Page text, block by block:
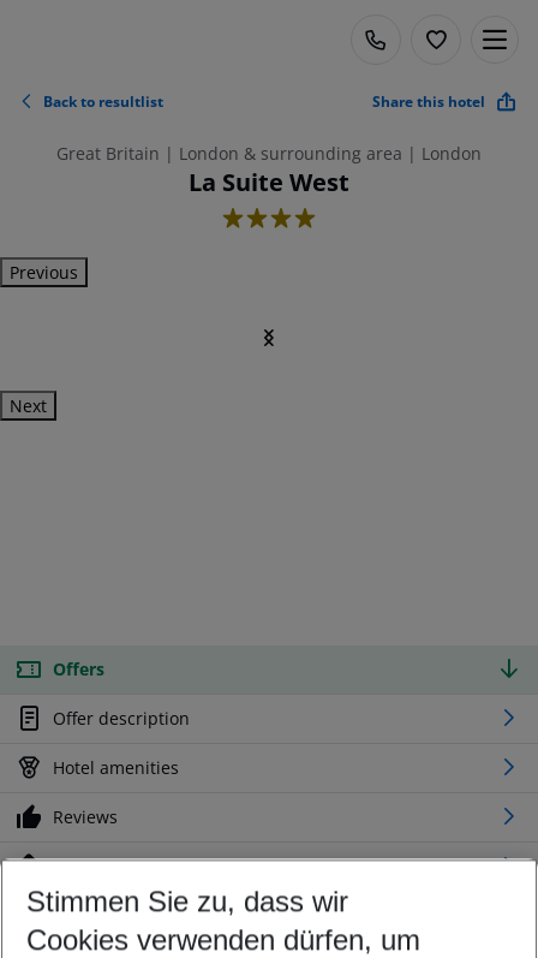
Back to resultlist Share this hotel
Great Britain | London & surrounding area | London
La Suite West
4
Previous
Next
Offers
Offer description
Hotel amenities
Reviews
Location
Customize your offer
Stimmen Sie zu, dass wir
Cookies verwenden dürfen, um